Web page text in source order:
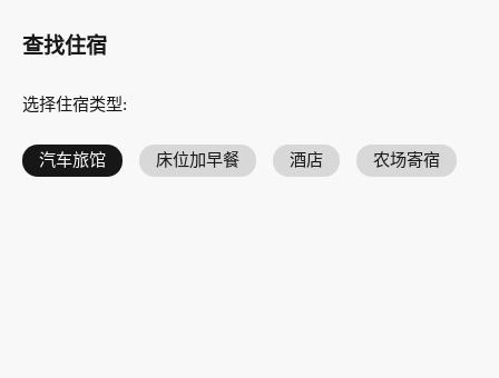
查找住宿
选择住宿类型:
汽车旅馆 床位加早餐 酒店 农场寄宿